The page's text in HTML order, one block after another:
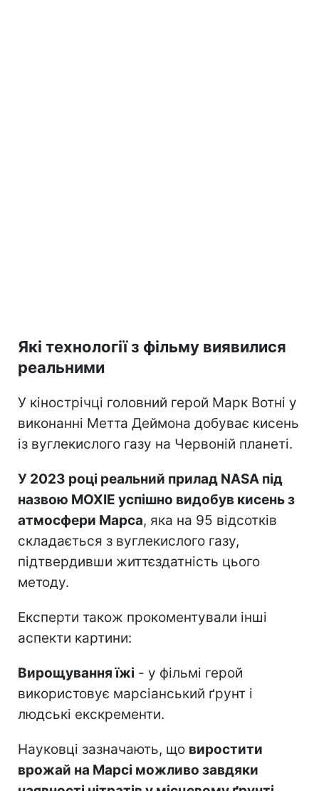
Які технології з фільму виявилися
реальними
У кінострічці головний герой Марк Вотні у
виконанні Метта Деймона добуває кисень
із вуглекислого газу на Червоній планеті.
У 2023 році реальний прилад NASA під
назвою MOXIE успішно видобув кисень з
атмосфери Марса, яка на 95 відсотків
складається з вуглекислого газу,
підтвердивши життєздатність цього
методу.
Експерти також прокоментували інші
аспекти картини:
Вирощування їжі - у фільмі герой
використовує марсіанський ґрунт і
людські екскременти.
Науковці зазначають, що виростити
врожай на Марсі можливо завдяки